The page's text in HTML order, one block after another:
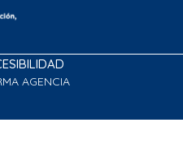
AGENCIA